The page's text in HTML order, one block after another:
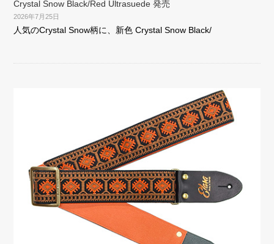
Crystal Snow Black/Red Ultrasuede 発売
2026年7月25日
人気のCrystal Snow柄に、新色 Crystal Snow Black/